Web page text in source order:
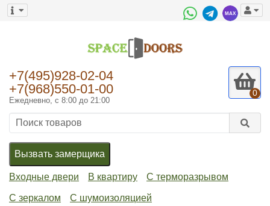
+7(495)928-02-04
+7(968)550-01-00
Ежедневно, с 8:00 до 21:00
0
Вызвать замерщика
Входные двери В квартиру С терморазрывом
С зеркалом С шумоизоляцией